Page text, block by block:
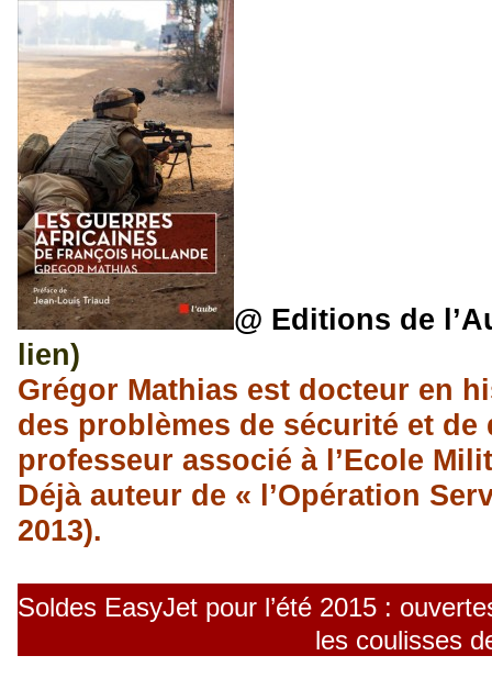
@ Editions de
lien)
Grégor Mathias est docteur en
des problèmes de sécurité et
professeur associé à l’Ecole
Déjà auteur de « l’Opération
2013).
Soldes EasyJet pour l’été 2015 :
les coulisses